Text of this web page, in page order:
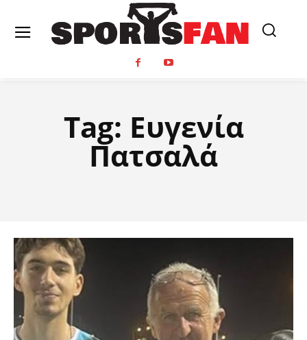
Tag: Ευγενία
Πατσαλά